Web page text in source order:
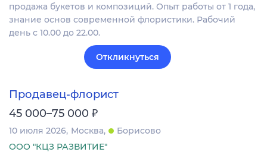
продажа букетов и композиций. Опыт работы от 1 года,
знание основ современной флористики. Рабочий
день с 10.00 до 22.00.
Откликнуться
Продавец-флорист
45 000–75 000 ₽
10 июля 2026 Москва
Борисово
ООО "КЦЗ РАЗВИТИЕ"